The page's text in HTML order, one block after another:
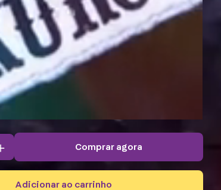
comprar agora
adicionar ao carrinho